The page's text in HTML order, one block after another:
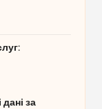
:
за